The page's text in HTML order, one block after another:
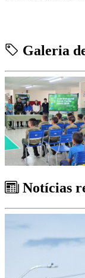
Galeria
Notícias